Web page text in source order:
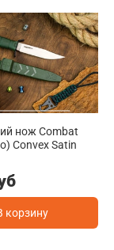
нож Combat
Convex Satin
корзину